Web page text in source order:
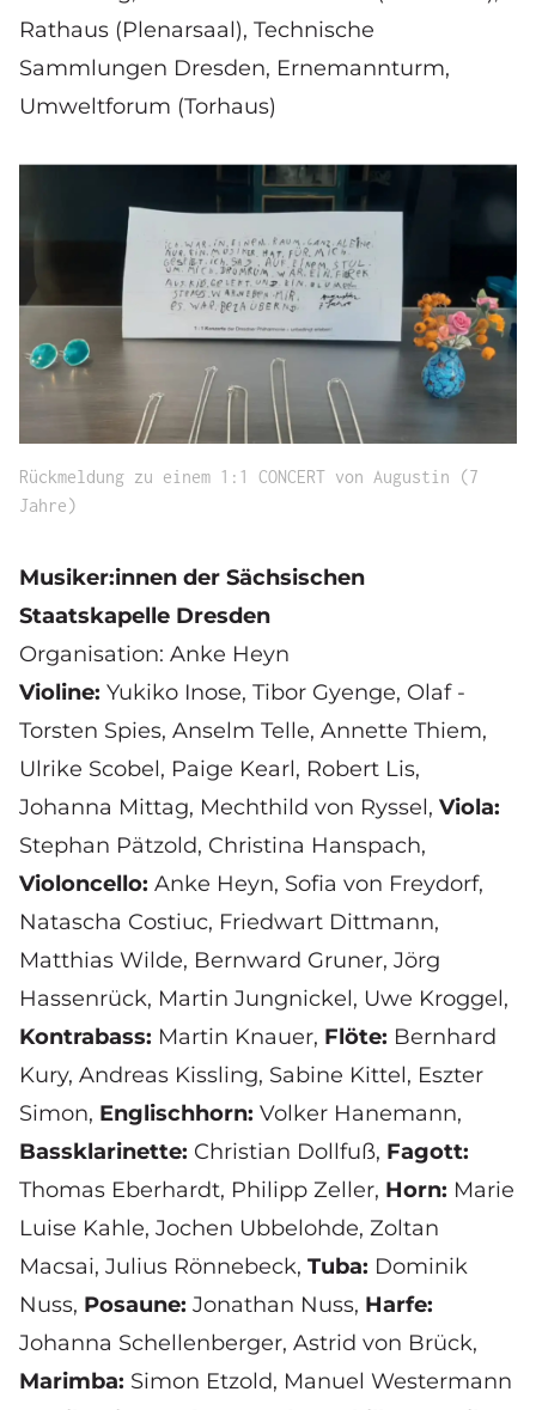
Rathaus (Plenarsaal), Technische
Sammlungen Dresden, Ernemannturm,
Umweltforum (Torhaus)
Rückmeldung zu einem 1:1 CONCERT von Augustin (7
Jahre)
Musiker:innen der Sächsischen
Staatskapelle Dresden
Organisation: Anke Heyn
Violine: Yukiko Inose, Tibor Gyenge, Olaf -
Torsten Spies, Anselm Telle, Annette Thiem,
Ulrike Scobel, Paige Kearl, Robert Lis,
Johanna Mittag, Mechthild von Ryssel, Viola:
Stephan Pätzold, Christina Hanspach,
Violoncello: Anke Heyn, Sofia von Freydorf,
Natascha Costiuc, Friedwart Dittmann,
Matthias Wilde, Bernward Gruner, Jörg
Hassenrück, Martin Jungnickel, Uwe Kroggel,
Kontrabass: Martin Knauer, Flöte: Bernhard
Kury, Andreas Kissling, Sabine Kittel, Eszter
Simon, Englischhorn: Volker Hanemann,
Bassklarinette: Christian Dollfuß, Fagott:
Thomas Eberhardt, Philipp Zeller, Horn: Marie
Luise Kahle, Jochen Ubbelohde, Zoltan
Macsai, Julius Rönnebeck, Tuba: Dominik
Nuss, Posaune: Jonathan Nuss, Harfe:
Johanna Schellenberger, Astrid von Brück,
Marimba: Simon Etzold, Manuel Westermann